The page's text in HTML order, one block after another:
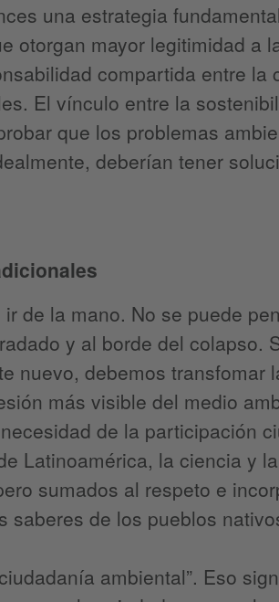
una estrategia
otorgan mayor legitimidad a
compartida entre la
El vínculo entre la
que los problemas
deberían tener
de la mano. No se puede
y al borde del colapso.
nuevo, debemos transfomar
más visible del medio
de la participación
Latinoamérica, la ciencia y
sumados al respeto e
saberes de los pueblos
ambiental”. Eso